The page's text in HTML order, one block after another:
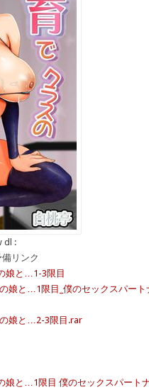
dl :
リンク
娘と…1-3限目
娘と…1限目_僕のセックスパー
の娘と…2-3限目.rar
娘と…1限目 僕のセックスパート